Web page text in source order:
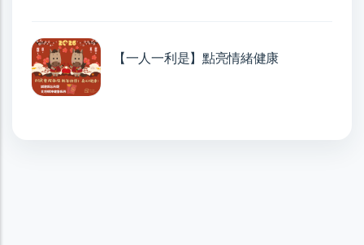
【一人一利是】點亮情緒健康